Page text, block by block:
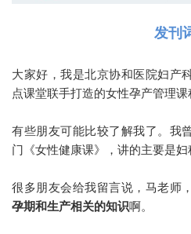
发刊
大家好，我是北京协和医院妇产
点课堂联手打造的女性孕产管理课
有些朋友可能比较了解我了。我
门《女性健康课》，讲的主要是妇
很多朋友会给我留言说，马老师
孕期和生产相关的知识啊。